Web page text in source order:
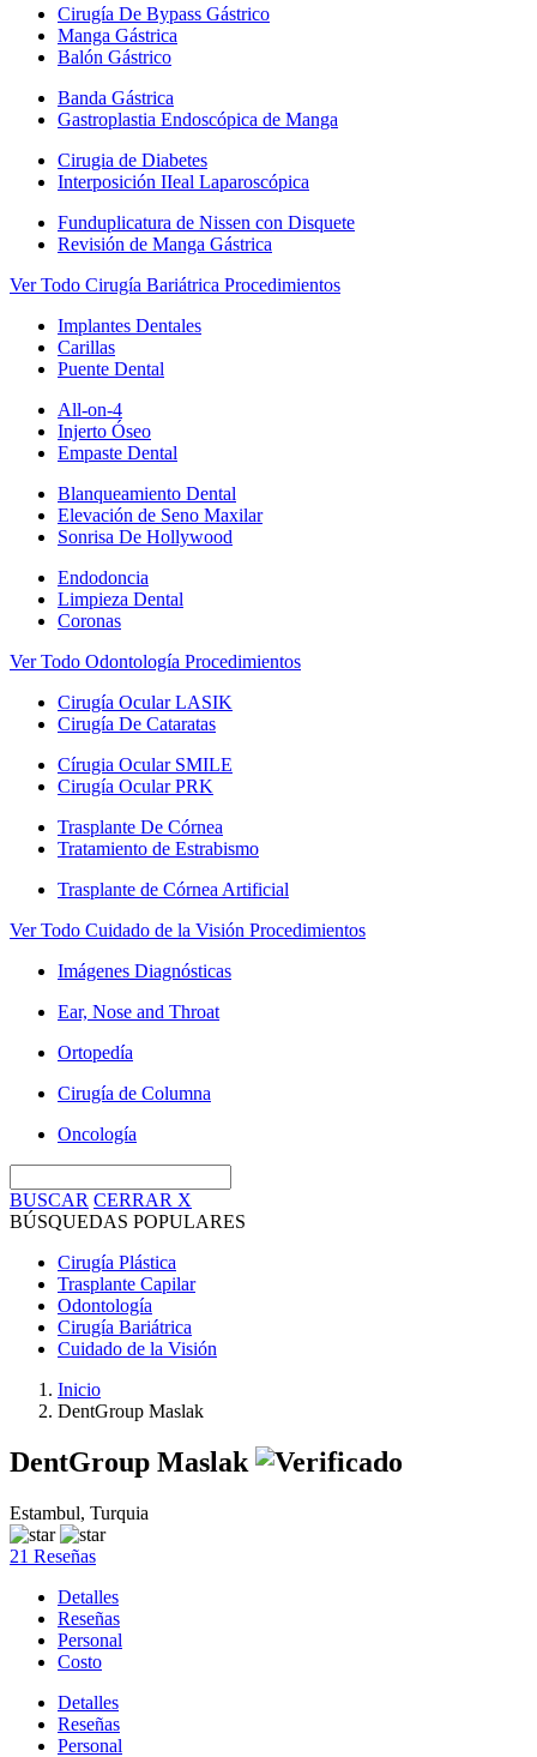
Cirugía De Bypass Gástrico
Manga Gástrica
Balón Gástrico
Banda Gástrica
Gastroplastia Endoscópica de Manga
Cirugia de Diabetes
Interposición IIeal Laparoscópica
Funduplicatura de Nissen con Disquete
Revisión de Manga Gástrica
Ver Todo Cirugía Bariátrica Procedimientos
Implantes Dentales
Carillas
Puente Dental
All-on-4
Injerto Óseo
Empaste Dental
Blanqueamiento Dental
Elevación de Seno Maxilar
Sonrisa De Hollywood
Endodoncia
Limpieza Dental
Coronas
Ver Todo Odontología Procedimientos
Cirugía Ocular LASIK
Cirugía De Cataratas
Círugia Ocular SMILE
Cirugía Ocular PRK
Trasplante De Córnea
Tratamiento de Estrabismo
Trasplante de Córnea Artificial
Ver Todo Cuidado de la Visión Procedimientos
Imágenes Diagnósticas
Ear, Nose and Throat
Ortopedía
Cirugía de Columna
Oncología
BUSCAR CERRAR X
BÚSQUEDAS POPULARES
Cirugía Plástica
Trasplante Capilar
Odontología
Cirugía Bariátrica
Cuidado de la Visión
Inicio
DentGroup Maslak
DentGroup Maslak
Estambul, Turquia
21 Reseñas
Detalles
Reseñas
Personal
Costo
Detalles
Reseñas
Personal